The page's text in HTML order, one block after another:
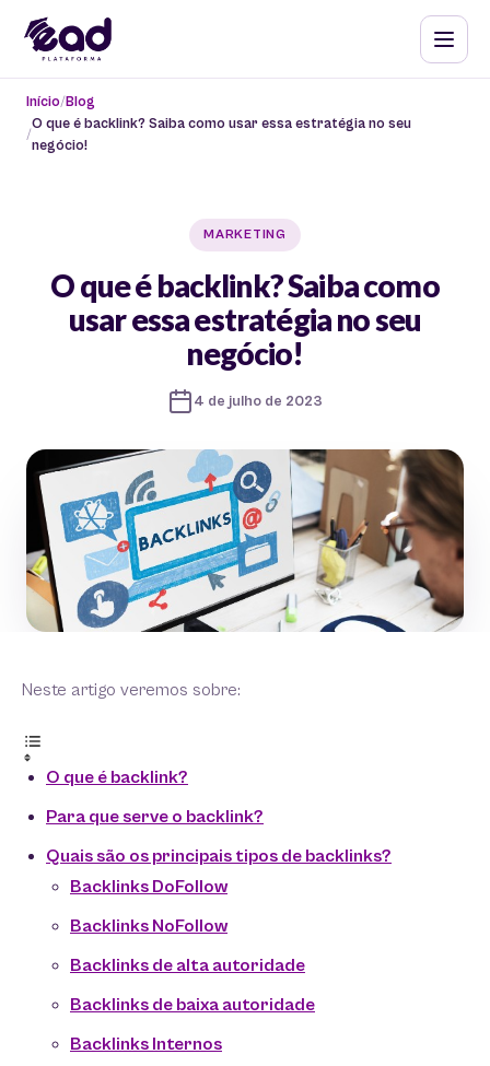
Início Blog
O que é backlink? Saiba como usar essa estratégia no seu
negócio!
MARKETING
O que é backlink? Saiba como
usar essa estratégia no seu
negócio!
4 de julho de 2023
Neste artigo veremos sobre:
O que é backlink?
Para que serve o backlink?
Quais são os principais tipos de backlinks?
Backlinks DoFollow
Backlinks NoFollow
Backlinks de alta autoridade
Backlinks de baixa autoridade
Backlinks Internos